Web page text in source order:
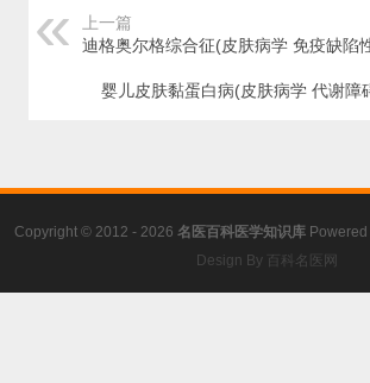
上一篇
迪格奥尔格综合征(皮肤病学 免疫缺陷
婴儿皮肤黏蛋白病(皮肤病学 代谢障
Copyright © 2012 - 2026 名医百科医学知识库
Design By 百科名医网